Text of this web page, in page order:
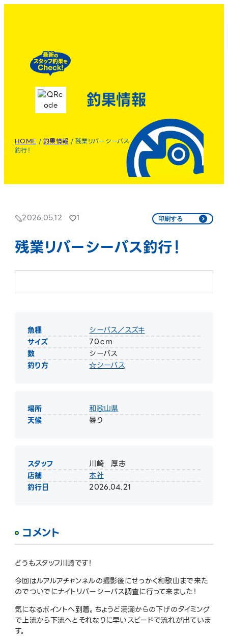
釣果情報
HOME /釣果情報 /残業リバーシーバス
釣行！
2026.05.12 1 印刷する
残業リバーシーバス釣行！
魚種
シーバス／スズキ
サイズ
70ｃｍ
数
シーバス
釣り方
☆シーバス
場所
和歌山県
天候
曇り
スタッフ
川崎 厚志
店舗
本社
釣行日
2026.04.21
コメント
どうもスタッフ川崎です！
今回はルアルアチャンネルの撮影後にせっかく和歌山まで来た
のでついでにナイトリバーシーバス調査に行って来ました！
気になるポイントへ到着。ちょうど満潮からの下げのタイミング
で上流から下流へとそれなりに早いスピードで流れが出ていま
す。